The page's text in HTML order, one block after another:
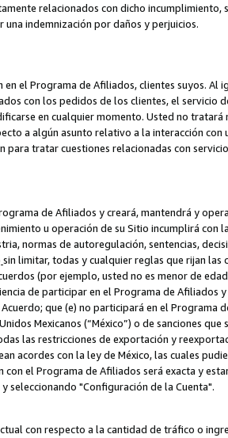
relacionados con dicho
indemnización por daños y perjuicios.
el Programa de Afiliados, clientes suyos.
con los pedidos de los clientes, el servicio
en cualquier momento. Usted no
a algún asunto relativo a la interacción
tratar cuestiones relacionadas con
de Afiliados y creará, mantendrá y
u operación de su Sitio incumplirá con
normas de autoregulación, sentencias,
sin limitar, todas y cualquier reglas que rijan
(por ejemplo, usted no es menor de
de participar en el Programa de Afiliados
que (e) no participará en el
Mexicanos (“México”) o de sanciones
las restricciones de exportación y
acordes con la ley de México, las cuales
el Programa de Afiliados será exacta y
seleccionando "Configuración de la Cuenta".
con respecto a la cantidad de tráfico o